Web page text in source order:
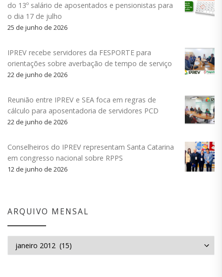
do 13º salário de aposentados e pensionistas para
o dia 17 de julho
25 de junho de 2026
IPREV recebe servidores da FESPORTE para
orientações sobre averbação de tempo de serviço
22 de junho de 2026
Reunião entre IPREV e SEA foca em regras de
cálculo para aposentadoria de servidores PCD
22 de junho de 2026
Conselheiros do IPREV representam Santa Catarina
em congresso nacional sobre RPPS
12 de junho de 2026
ARQUIVO MENSAL